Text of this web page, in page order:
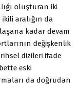
oluşturan iki
aralığın da
kadar devam
değişkenlik
dizileri ifade
eski
da doğrudan